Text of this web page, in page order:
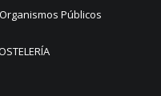
Públicos